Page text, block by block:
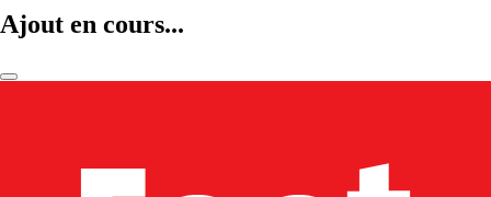
Ajout en cours...